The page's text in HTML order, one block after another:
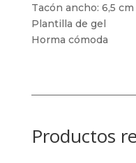
Tacón ancho: 6,5 cm
Plantilla de gel
Horma cómoda
Productos